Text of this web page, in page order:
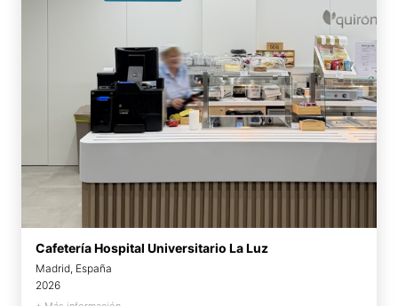
Cafetería Hospital Universitario La Luz
Madrid, España
2026